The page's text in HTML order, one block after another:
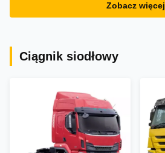
Zobacz więcej
Ciągnik siodłowy